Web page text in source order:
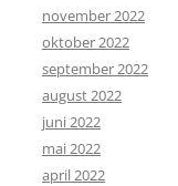
november 2022
oktober 2022
september 2022
august 2022
juni 2022
mai 2022
april 2022